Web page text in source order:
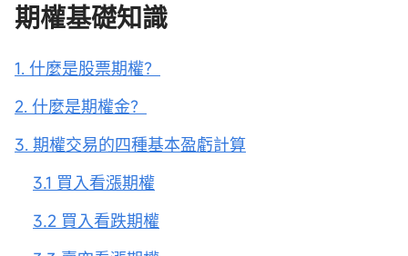
期權基礎知識
1. 什麼是股票期權？
2. 什麼是期權金？
3. 期權交易的四種基本盈虧計算
3.1 買入看漲期權
3.2 買入看跌期權